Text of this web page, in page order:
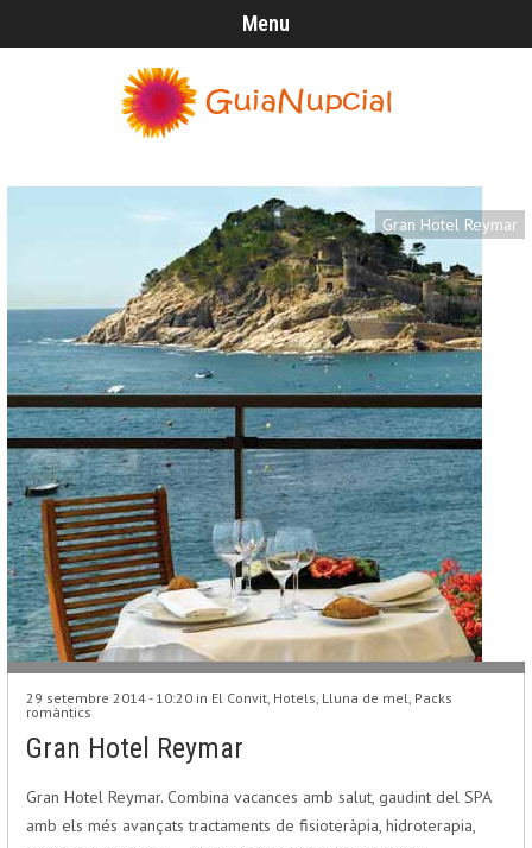
Menu
Gran Hotel Reymar
29 setembre 2014 - 10:20 in El Convit, Hotels, Lluna de mel, Packs
romàntics
Gran Hotel Reymar
Gran Hotel Reymar. Combina vacances amb salut, gaudint del SPA
amb els més avançats tractaments de fisioteràpia, hidroterapia,